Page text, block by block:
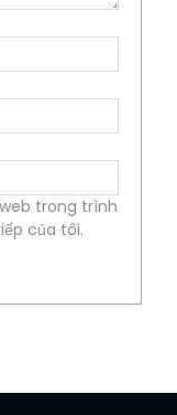
trong trình
của tôi.